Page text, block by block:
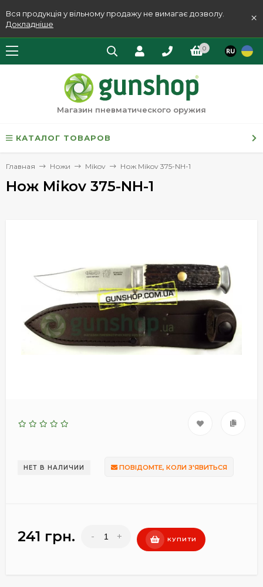
Вся продукція у вільному продажу не вимагає дозволу.
Докладніше
×
0
Магазин пневматического оружия
КАТАЛОГ ТОВАРОВ
Главная Ножи Mikov Нож Mikov 375-NH-1
Нож Mikov 375-NH-1
НЕТ В НАЛИЧИИ ПОВІДОМТЕ, КОЛИ З'ЯВИТЬСЯ
241 грн. - + КУПИТИ